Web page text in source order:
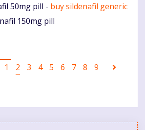
50mg pill - buy sildenafil generic
150mg pill
Ankstesnis
Puslapis
1
Current
2 Puslapis
3 Puslapis
4 Puslapis
5 Puslapis
6 Puslapis
7 Puslapis
8 Puslapis
9